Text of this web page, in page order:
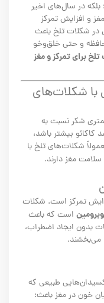
در سال‌های اخیر
و افزایش تمرکز
شکلات تلخ باعث
و حتی خلق‌وخو
برای تمرکز و مغز
شکلات‌های
شکر نسبت به
بیشتر باشد،
شکلات‌های تلخ با
سلامت مغز دارند.
تمرکز است. شکلات
است که باعث
بدون ایجاد اضطراب،
می‌بخشند.
طبیعی که
خون در مغز باعث: